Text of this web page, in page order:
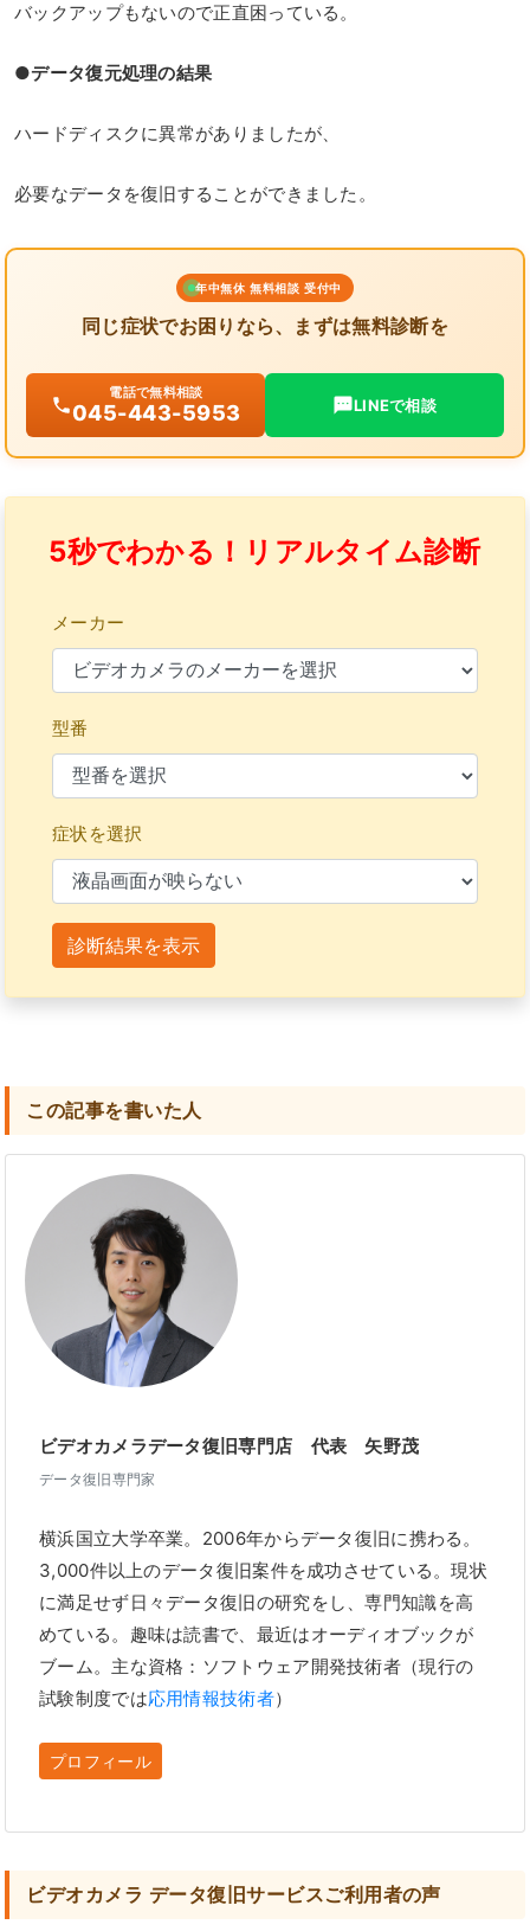
バックアップもないので正直困っている。
●データ復元処理の結果
ハードディスクに異常がありましたが、
必要なデータを復旧することができました。
年中無休 無料相談 受付中
同じ症状でお困りなら、まずは無料診断を
電話で無料相談
045-443-5953 LINEで相談
5秒でわかる！リアルタイム診断
メーカー
型番
症状を選択
診断結果を表示
この記事を書いた人
ビデオカメラデータ復旧専門店 代表 矢野茂
データ復旧専門家
横浜国立大学卒業。2006年からデータ復旧に携わる。
3,000件以上のデータ復旧案件を成功させている。現状
に満足せず日々データ復旧の研究をし、専門知識を高
めている。趣味は読書で、最近はオーディオブックが
ブーム。主な資格：ソフトウェア開発技術者（現行の
試験制度では応用情報技術者）
プロフィール
ビデオカメラ データ復旧サービスご利用者の声